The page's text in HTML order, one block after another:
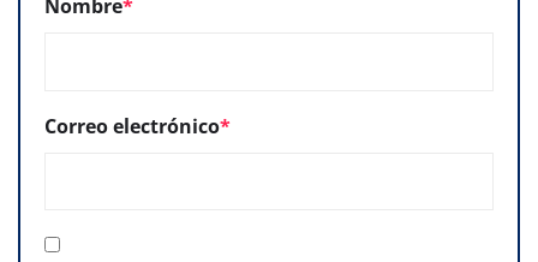
Nombre*
Correo electrónico*